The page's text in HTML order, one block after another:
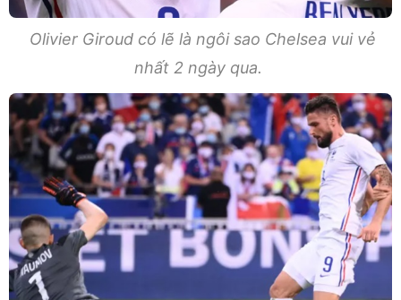
Olivier Giroud có lẽ là ngôi sao Chelsea vui vẻ
nhất 2 ngày qua.